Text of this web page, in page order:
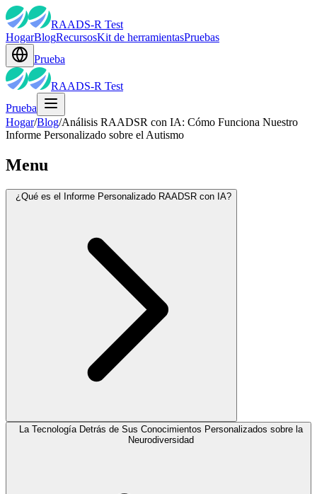
RAADS-R Test
HogarBlogRecursosKit de herramientasPruebas
Prueba
RAADS-R Test
Prueba
Hogar/Blog/Análisis RAADSR con IA: Cómo Funciona Nuestro
Informe Personalizado sobre el Autismo
Menu
¿Qué es el Informe Personalizado RAADSR con IA?
La Tecnología Detrás de Sus Conocimientos Personalizados sobre la
Neurodiversidad